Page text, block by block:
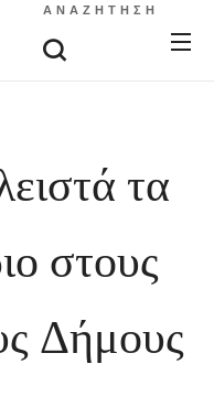
ΑΝΑΖΉΤΗΣΗ
τα
στους
Δήμους